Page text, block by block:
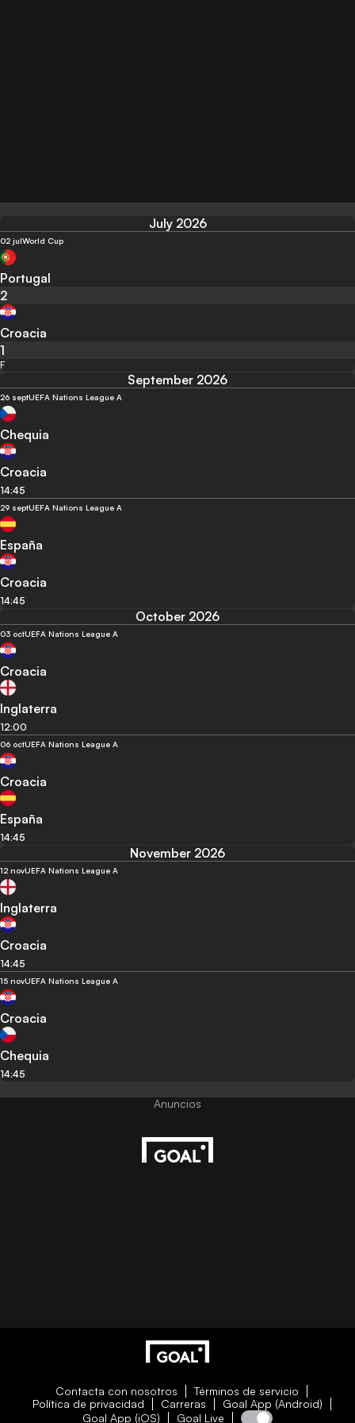
July 2026
02 julWorld Cup
Portugal
2
Croacia
1
F
September 2026
26 septUEFA Nations League A
Chequia
Croacia
14:45
29 septUEFA Nations League A
España
Croacia
14:45
October 2026
03 octUEFA Nations League A
Croacia
Inglaterra
12:00
06 octUEFA Nations League A
Croacia
España
14:45
November 2026
12 novUEFA Nations League A
Inglaterra
Croacia
14:45
15 novUEFA Nations League A
Croacia
Chequia
14:45
Contacta con nosotros
Términos de servicio
Política de privacidad
Carreras
Goal App (Android)
Goal App (iOS)
Goal Live